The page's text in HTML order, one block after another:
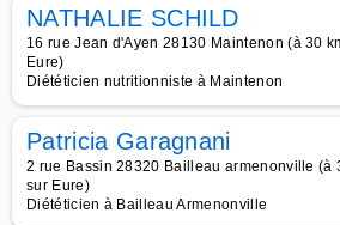
NATHALIE SCHILD
16 rue Jean d'Ayen 28130 Maintenon (à 30
Eure)
Diététicien nutritionniste à Maintenon
Patricia Garagnani
2 rue Bassin 28320 Bailleau armenonville (à
sur Eure)
Diététicien à Bailleau Armenonville